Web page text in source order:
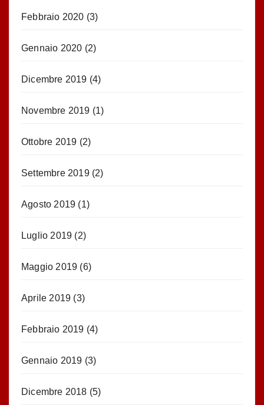
Febbraio 2020 (3)
Gennaio 2020 (2)
Dicembre 2019 (4)
Novembre 2019 (1)
Ottobre 2019 (2)
Settembre 2019(2)
Agosto 2019 (1)
Luglio 2019 (2)
Maggio 2019 (6)
Aprile 2019 (3)
Febbraio 2019 (4)
Gennaio 2019 (3)
Dicembre 2018 (5)